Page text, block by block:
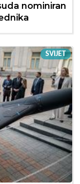
nominiran
SVIJET